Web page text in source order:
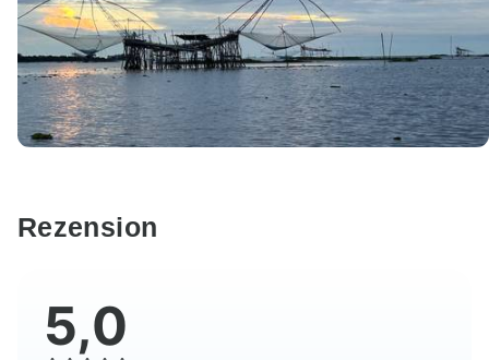
Rezension
5,0